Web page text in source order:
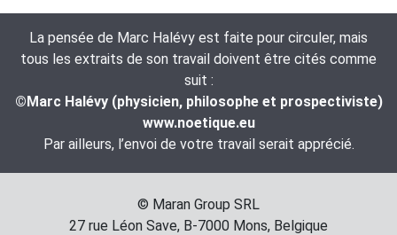
La pensée de Marc Halévy est faite pour circuler, mais
tous les extraits de son travail doivent être cités comme
suit :
©Marc Halévy (physicien, philosophe et prospectiviste)
www.noetique.eu
Par ailleurs, l’envoi de votre travail serait apprécié.
© Maran Group SRL
27 rue Léon Save, B-7000 Mons, Belgique